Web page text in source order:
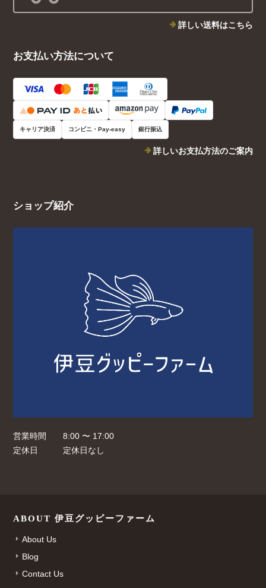
詳しい送料はこちら
お支払い方法について
キャリア決済 コンビニ・Pay-easy 銀行振込
詳しいお支払方法のご案内
ショップ紹介
営業時間
8:00 〜 17:00
定休日
定休日なし
ABOUT 伊豆グッピーファーム
About Us
Blog
Contact Us